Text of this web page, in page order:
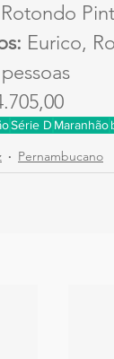
Eurico,
Série D Maranhão
Pernambucano